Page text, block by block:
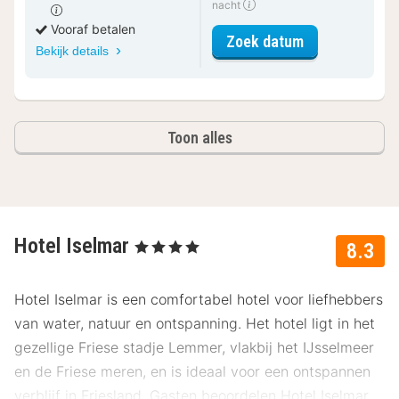
Vooraf betalen
Bekijk details
nacht
Zoek datumvoor
Toon alles
8.3
Hotel Iselmar , 4 Sterren
Hotel Iselmar is een comfortabel hotel voor liefhebbers
van water, natuur en ontspanning. Het hotel ligt in het
gezellige Friese stadje Lemmer, vlakbij het IJsselmeer
en de Friese meren, en is ideaal voor een ontspannen